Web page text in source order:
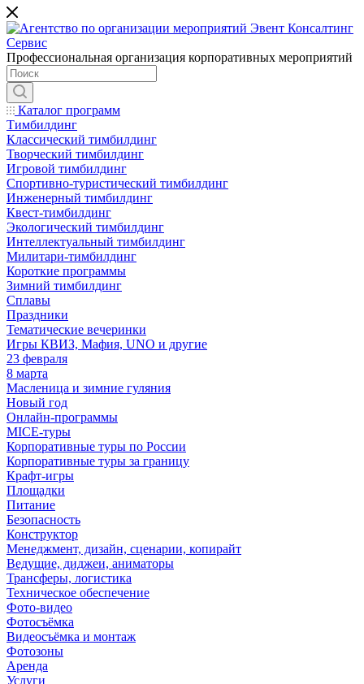
Профессиональная организация корпоративных мероприятий
Каталог программ
Тимбилдинг
Классический тимбилдинг
Творческий тимбилдинг
Игровой тимбилдинг
Спортивно-туристический тимбилдинг
Инженерный тимбилдинг
Квест-тимбилдинг
Экологический тимбилдинг
Интеллектуальный тимбилдинг
Милитари-тимбилдинг
Короткие программы
Зимний тимбилдинг
Сплавы
Праздники
Тематические вечеринки
Игры КВИЗ, Мафия, UNO и другие
23 февраля
8 марта
Масленица и зимние гуляния
Новый год
Онлайн-программы
MICE‑туры
Корпоративные туры по России
Корпоративные туры за границу
Крафт-игры
Площадки
Питание
Безопасность
Конструктор
Менеджмент, дизайн, сценарии, копирайт
Ведущие, диджеи, аниматоры
Трансферы, логистика
Техническое обеспечение
Фото-видео
Фотосъёмка
Видеосъёмка и монтаж
Фотозоны
Аренда
Услуги